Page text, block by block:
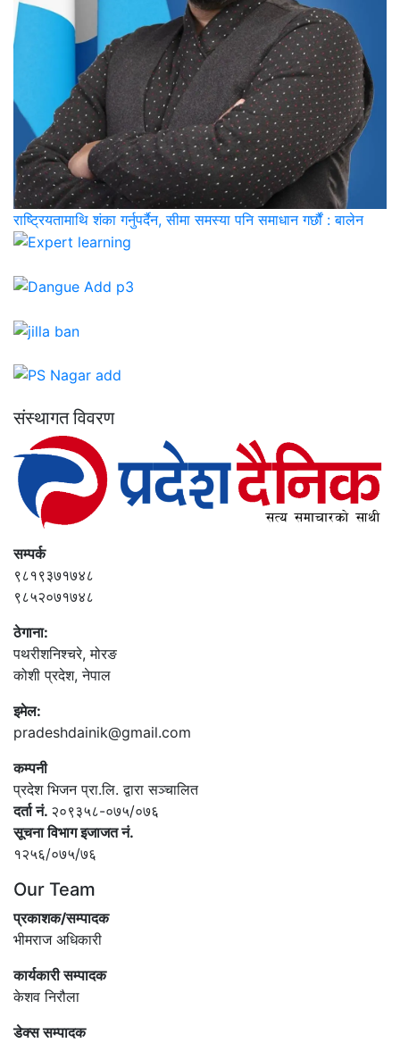
राष्ट्रियतामाथि शंका गर्नुपर्दैन, सीमा समस्या पनि समाधान गर्छौं : बालेन
संस्थागत विवरण
सम्पर्क
९८१९३७१७४८
९८५२०७१७४८
ठेगाना:
पथरीशनिश्‍चरे, मोरङ
कोशी प्रदेश, नेपाल
इमेल:
pradeshdainik@gmail.com
कम्पनी
प्रदेश भिजन प्रा.लि. द्वारा सञ्‍चालित
दर्ता नं. २०९३५८-०७५/०७६
सूचना विभाग इजाजत नं.
१२५६/०७५/७६
Our Team
प्रकाशक/सम्पादक
भीमराज अधिकारी
कार्यकारी सम्पादक
केशव निरौला
डेक्स सम्पादक